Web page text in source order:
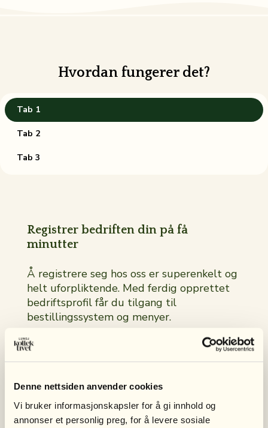
Denne nettsiden anvender cookies
Vi bruker informasjonskapsler for å gi innhold og
annonser et personlig preg, for å levere sosiale
Hvordan fungerer det?
Tab 1
Tab 2
Tab 3
Registrer bedriften din på få
minutter
Å registrere seg hos oss er superenkelt og
helt uforpliktende. Med ferdig opprettet
bedriftsprofil får du tilgang til
bestillingssystem og menyer.
Når du har opprettet profilen tar vi
kontakt for å gi deg en rask innføring, og